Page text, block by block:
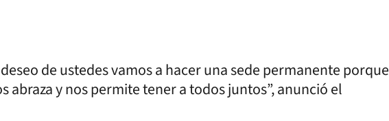
de ustedes vamos a hacer una sede permanente porque
abraza y nos permite tener a todos juntos”, anunció el